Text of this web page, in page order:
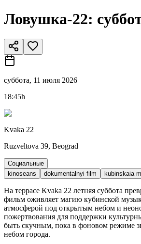
Ловушка-22:
суббота, 11 июля 2026
18:45h
Kvaka 22
Ruzveltova 39, Beograd
Социальные
kinoseans
dokumentalnyi film kubinskaia
На террасе Kvaka 22 летняя суббота
фильм оживляет магию кубинской
атмосферой под открытым небом и
пожертвования для поддержки
быть скучным, пока в фоновом режиме
небом города.